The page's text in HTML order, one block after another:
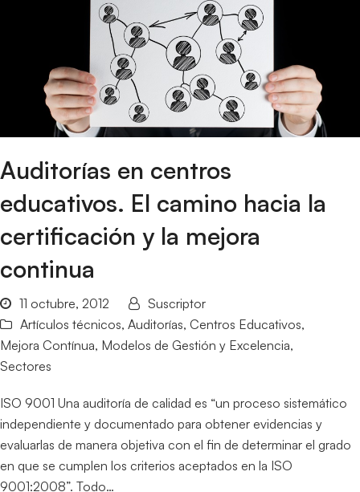
Auditorías en centros
educativos. El camino hacia la
certificación y la mejora
continua
11 octubre, 2012
Suscriptor
Artículos técnicos, Auditorías, Centros Educativos,
Mejora Contínua, Modelos de Gestión y Excelencia,
Sectores
ISO 9001 Una auditoría de calidad es “un proceso sistemático
independiente y documentado para obtener evidencias y
evaluarlas de manera objetiva con el fin de determinar el grado
en que se cumplen los criterios aceptados en la ISO
9001:2008”. Todo…